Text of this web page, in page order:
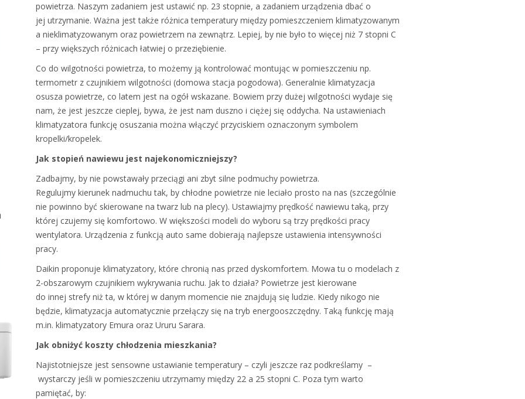
powietrza. Naszym zadaniem jest ustawić np. 23 stopnie, a zadaniem urządzenia dbać o
jej utrzymanie. Ważna jest także różnica temperatury między pomieszczeniem klimatyzowanym
a nieklimatyzowanym oraz powietrzem na zewnątrz. Lepiej, by nie było to więcej niż 7 stopni C
– przy większych różnicach łatwiej o przeziębienie.
Co do wilgotności powietrza, to możemy ją kontrolować montując w pomieszczeniu np.
termometr z czujnikiem wilgotności (domowa stacja pogodowa). Generalnie klimatyzacja
osusza powietrze, co latem jest na ogół wskazane. Bowiem przy dużej wilgotności wydaje się
nam, że jest jeszcze cieplej, bywa, że jest nam duszno i ciężej się oddycha. Na ustawieniach
klimatyzatora funkcję osuszania można włączyć przyciskiem oznaczonym symbolem
kropelki/kropelek.
Jak stopień nawiewu jest najekonomiczniejszy?
Zadbajmy, by nie powstawały przeciągi ani zbyt silne podmuchy powietrza.
Regulujmy kierunek nadmuchu tak, by chłodne powietrze nie leciało prosto na nas (szczególnie
nie powinno być skierowane na twarz lub na plecy). Ustawiajmy prędkość nawiewu taką, przy
której czujemy się komfortowo. W większości modeli do wyboru są trzy prędkości pracy
wentylatora. Urządzenia z funkcją auto same dobierają najlepsze ustawienia intensywności
pracy.
Daikin proponuje klimatyzatory, które chronią nas przed dyskomfortem. Mowa tu o modelach z
2-obszarowym czujnikiem wykrywania ruchu. Jak to działa? Powietrze jest kierowane
do innej strefy niż ta, w której w danym momencie nie znajdują się ludzie. Kiedy nikogo nie
będzie, klimatyzacja automatycznie przełączy się na tryb energooszczędny. Taką funkcję mają
m.in. klimatyzatory Emura oraz Ururu Sarara.
Jak obniżyć koszty chłodzenia mieszkania?
Najistotniejsze jest sensowne ustawianie temperatury – czyli jeszcze raz podkreślamy –
wystarczy jeśli w pomieszczeniu utrzymamy między 22 a 25 stopni C. Poza tym warto
pamiętać, by: